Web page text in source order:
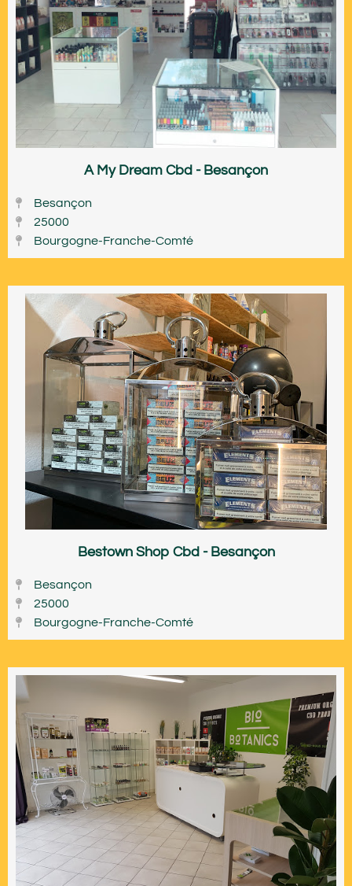
A My Dream Cbd - Besançon
Besançon
25000
Bourgogne-Franche-Comté
Bestown Shop Cbd - Besançon
Besançon
25000
Bourgogne-Franche-Comté